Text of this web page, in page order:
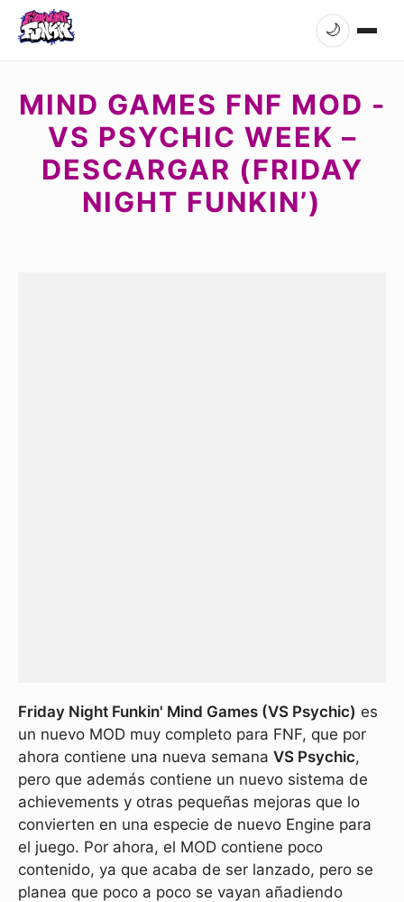
🌙
MIND GAMES FNF MOD -
VS PSYCHIC WEEK –
DESCARGAR (FRIDAY
NIGHT FUNKIN’)
Friday Night Funkin' Mind Games (VS Psychic) es
un nuevo MOD muy completo para FNF, que por
ahora contiene una nueva semana VS Psychic,
pero que además contiene un nuevo sistema de
achievements y otras pequeñas mejoras que lo
convierten en una especie de nuevo Engine para
el juego. Por ahora, el MOD contiene poco
contenido, ya que acaba de ser lanzado, pero se
planea que poco a poco se vayan añadiendo